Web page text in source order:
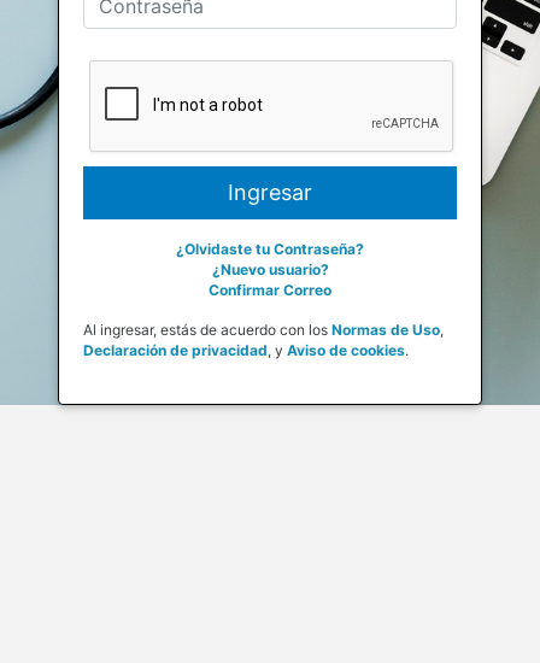
¿Olvidaste tu Contraseña?
¿Nuevo usuario?
Confirmar Correo
Al ingresar, estás de acuerdo con los Normas de Uso,
Declaración de privacidad, y Aviso de cookies.